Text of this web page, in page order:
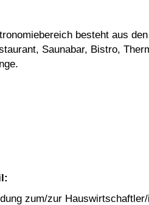
besteht aus
Saunabar, Bistro,
zum/zur